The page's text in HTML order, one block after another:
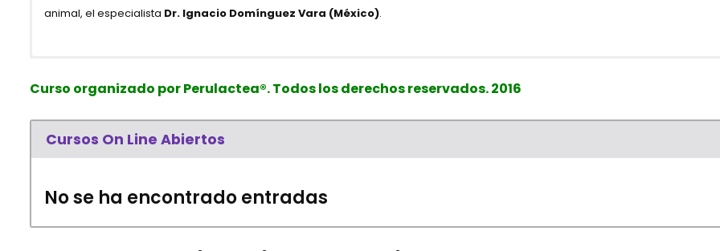
animal, el especialista Dr. Ignacio Domínguez Vara (México).
Programa de cómputo para estimar los requerimientos nutricionales y balancear dietas para ganado bovino productor de
Modalidad: Virtual
Idioma: Español
Fecha de Inicio: 23/noviembre/2016
Fecha de Término: 17/febrero/2017
=> 19:00 – 21:00 horas: La Paz, Caracas
Dr. en C. Ignacio A. Domínguez Vara
Celulares: (51) #994.187.618 / (51) 981.185.874
E-mail: capacitacion@perulactea.com
Curso organizado por Perulactea®. Todos los derechos reservados. 2016
Cursos On Line Abiertos
No se ha encontrado entradas